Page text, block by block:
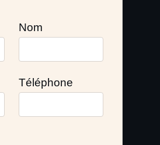
Nom
Téléphone